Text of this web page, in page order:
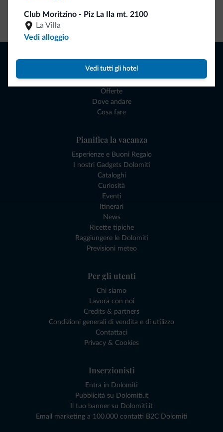
Club Moritzino - Piz La Ila mt. 2100
La Villa
Vedi alloggio
Vedi tutti gli hotel
Vai allo shop
Dove dormire
Attività locali
Offerte
Dove andare
Cosa fare
Pianifica la vacanza
Esperienze e Buoni Regalo
I nostri Gadgets Dolomiti
Cataloghi
Curiosità
Eventi
Itinerari
News
Ricette tipiche
Raggiungere le Dolomiti
Previsioni meteo
Per gli utenti
Chi siamo
Lavora con noi
Credits & partners
Condizioni generali di vendita e di utilizzo
Contattaci
Privacy & Cookies
Inserzionisti
Entra in Dolomiti
Pubblicità su Dolomiti.it
Il tuo banner su Dolomiti.it
Email marketing a 100.000 contatti B2C Dolomiti